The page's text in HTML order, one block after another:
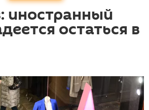
иностранный
остаться в